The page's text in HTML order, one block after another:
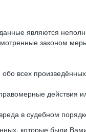
являются
законом
всех
действия
в судебном
которые были